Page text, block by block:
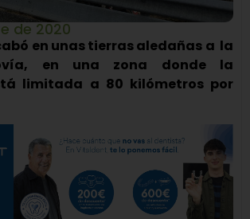
de 2020
en unas tierras aledañas a la
en una zona donde la
limitada a 80 kilómetros por